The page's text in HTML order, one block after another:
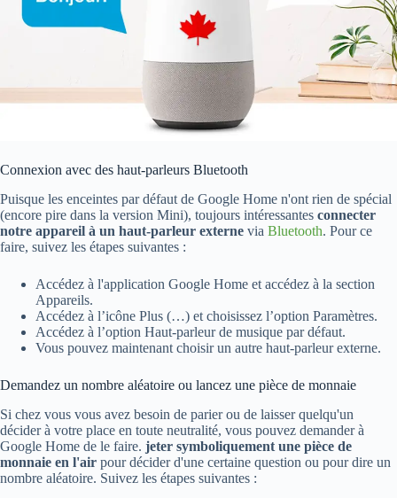
Connexion avec des haut-parleurs Bluetooth
Puisque les enceintes par défaut de Google Home n'ont rien de spécial
(encore pire dans la version Mini), toujours intéressantes connecter
notre appareil à un haut-parleur externe via Bluetooth. Pour ce
faire, suivez les étapes suivantes :
Accédez à l'application Google Home et accédez à la section
Appareils.
Accédez à l’icône Plus (…) et choisissez l’option Paramètres.
Accédez à l’option Haut-parleur de musique par défaut.
Vous pouvez maintenant choisir un autre haut-parleur externe.
Demandez un nombre aléatoire ou lancez une pièce de monnaie
Si chez vous vous avez besoin de parier ou de laisser quelqu'un
décider à votre place en toute neutralité, vous pouvez demander à
Google Home de le faire. jeter symboliquement une pièce de
monnaie en l'air pour décider d'une certaine question ou pour dire un
nombre aléatoire. Suivez les étapes suivantes :